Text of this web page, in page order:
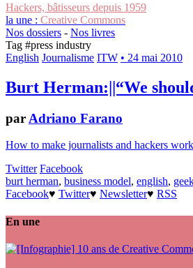
Hackers, bâtisseurs depuis 1959
la une : Creative Commons
Nos dossiers - Nos livres
Tag #press industry
English Journalisme ITW • 24 mai 2010
Burt Herman:||“We
par Adriano Farano
How to make journalists and hackers
Twitter Facebook
burt herman, business model, english,
Facebook♥ Twitter♥ Newsletter♥ RSS
En une